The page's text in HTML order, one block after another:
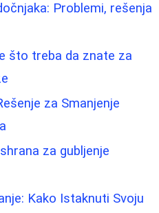
Problemi, rešenja
što treba da znate za
za Smanjenje
za gubljenje
Kako Istaknuti Svoju